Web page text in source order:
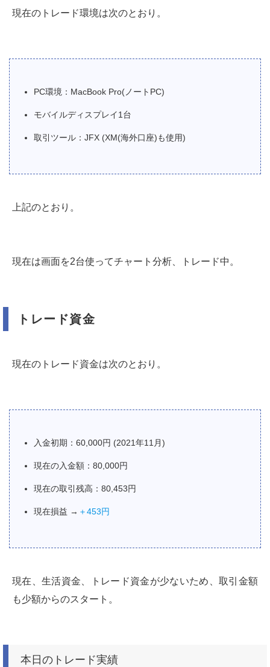
現在のトレード環境は次のとおり。
PC環境：MacBook Pro(ノートPC)
モバイルディスプレイ1台
取引ツール：JFX (XM(海外口座)も使用)
上記のとおり。
現在は画面を2台使ってチャート分析、トレード中。
トレード資金
現在のトレード資金は次のとおり。
入金初期：60,000円 (2021年11月)
現在の入金額：80,000円
現在の取引残高：80,453円
現在損益 → ＋453円
現在、生活資金、トレード資金が少ないため、取引金額
も少額からのスタート。
本日のトレード実績